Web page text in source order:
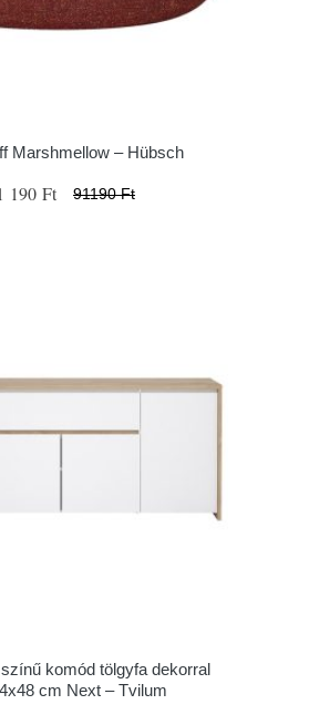
Marshmellow – Hübsch
190 Ft 91190 Ft
komód tölgyfa dekorral
cm Next – Tvilum